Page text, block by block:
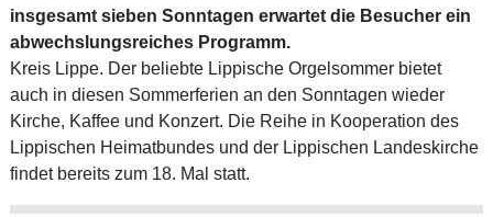
insgesamt sieben Sonntagen erwartet die Besucher ein
abwechslungsreiches Programm.
Kreis Lippe. Der beliebte Lippische Orgelsommer bietet
auch in diesen Sommerferien an den Sonntagen wieder
Kirche, Kaffee und Konzert. Die Reihe in Kooperation des
Lippischen Heimatbundes und der Lippischen Landeskirche
findet bereits zum 18. Mal statt.